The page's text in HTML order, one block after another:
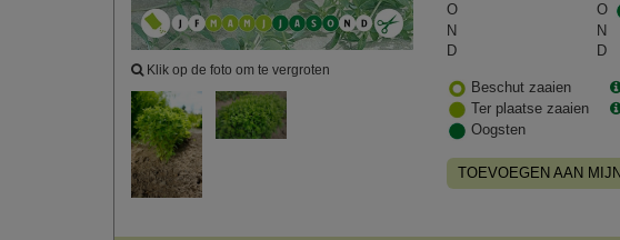
Klik op de foto om te vergroten
O
O
N
N
D
D
Beschut zaaien
Ter plaatse zaaien
Oogsten
TOEVOEGEN AAN